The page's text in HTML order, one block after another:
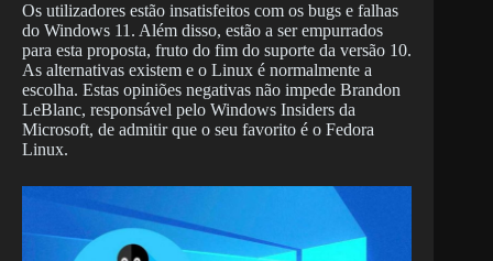
Os utilizadores estão insatisfeitos com os bugs e falhas
do Windows 11. Além disso, estão a ser empurrados
para esta proposta, fruto do fim do suporte da versão 10.
As alternativas existem e o Linux é normalmente a
escolha. Estas opiniões negativas não impede Brandon
LeBlanc, responsável pelo Windows Insiders da
Microsoft, de admitir que o seu favorito é o Fedora
Linux.